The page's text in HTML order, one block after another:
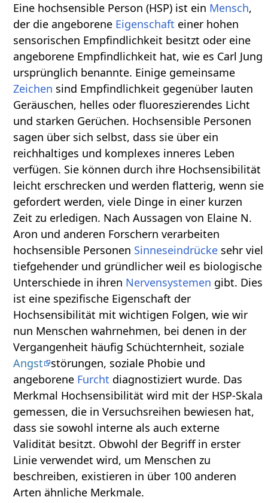
Eine hochsensible Person (HSP) ist ein Mensch,
der die angeborene Eigenschaft einer hohen
sensorischen Empfindlichkeit besitzt oder eine
angeborene Empfindlichkeit hat, wie es Carl Jung
ursprünglich benannte. Einige gemeinsame
Zeichen sind Empfindlichkeit gegenüber lauten
Geräuschen, helles oder fluoreszierendes Licht
und starken Gerüchen. Hochsensible Personen
sagen über sich selbst, dass sie über ein
reichhaltiges und komplexes inneres Leben
verfügen. Sie können durch ihre Hochsensibilität
leicht erschrecken und werden flatterig, wenn sie
gefordert werden, viele Dinge in einer kurzen
Zeit zu erledigen. Nach Aussagen von Elaine N.
Aron und anderen Forschern verarbeiten
hochsensible Personen Sinneseindrücke sehr viel
tiefgehender und gründlicher weil es biologische
Unterschiede in ihren Nervensystemen gibt. Dies
ist eine spezifische Eigenschaft der
Hochsensibilität mit wichtigen Folgen, wie wir
nun Menschen wahrnehmen, bei denen in der
Vergangenheit häufig Schüchternheit, soziale
Angst
störungen, soziale Phobie und
angeborene Furcht diagnostiziert wurde. Das
Merkmal Hochsensibilität wird mit der HSP-Skala
gemessen, die in Versuchsreihen bewiesen hat,
dass sie sowohl interne als auch externe
Validität besitzt. Obwohl der Begriff in erster
Linie verwendet wird, um Menschen zu
beschreiben, existieren in über 100 anderen
Arten ähnliche Merkmale.